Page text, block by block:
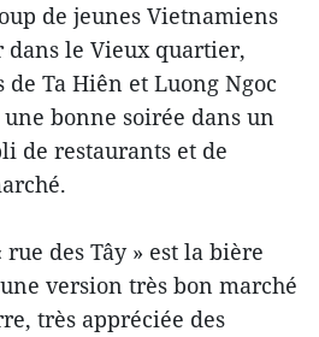
de jeunes Vietnamiens
le Vieux quartier,
Ta Hiên et Luong Ngoc
bonne soirée dans un
de restaurants et de
des Tây » est la bière
version très bon marché
très appréciée des